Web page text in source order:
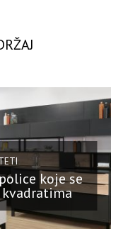
koje se